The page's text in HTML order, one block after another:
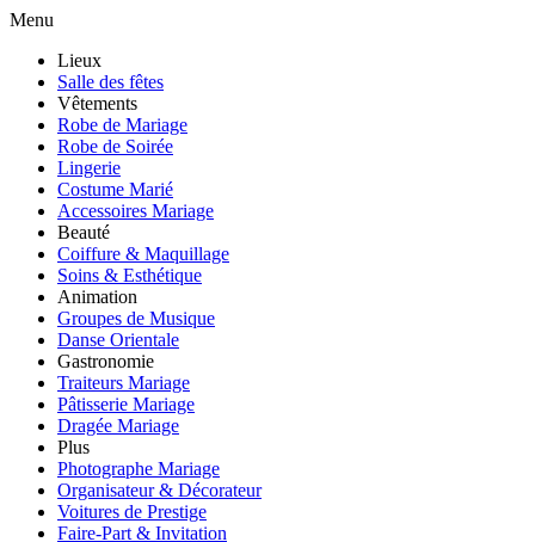
Menu
Lieux
Salle des fêtes
Vêtements
Robe de Mariage
Robe de Soirée
Lingerie
Costume Marié
Accessoires Mariage
Beauté
Coiffure & Maquillage
Soins & Esthétique
Animation
Groupes de Musique
Danse Orientale
Gastronomie
Traiteurs Mariage
Pâtisserie Mariage
Dragée Mariage
Plus
Photographe Mariage
Organisateur & Décorateur
Voitures de Prestige
Faire-Part & Invitation